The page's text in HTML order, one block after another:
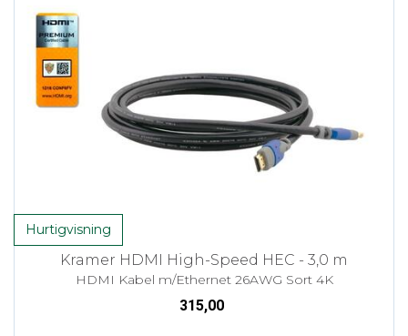
Hurtigvisning
Kramer HDMI High-Speed HEC - 3,0 m
HDMI Kabel m/Ethernet 26AWG Sort 4K
315,00